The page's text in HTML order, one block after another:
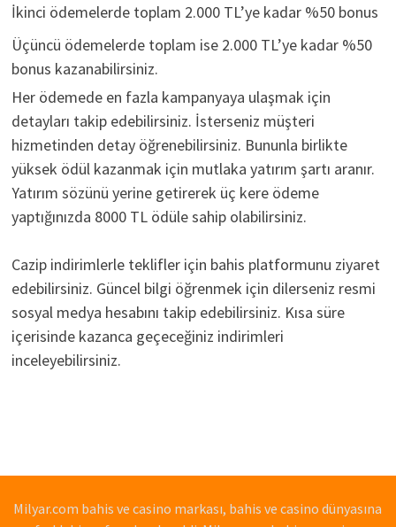
İkinci ödemelerde toplam 2.000 TL’ye kadar %50 bonus
Üçüncü ödemelerde toplam ise 2.000 TL’ye kadar %50
bonus kazanabilirsiniz.
Her ödemede en fazla kampanyaya ulaşmak için
detayları takip edebilirsiniz. İsterseniz müşteri
hizmetinden detay öğrenebilirsiniz. Bununla birlikte
yüksek ödül kazanmak için mutlaka yatırım şartı aranır.
Yatırım sözünü yerine getirerek üç kere ödeme
yaptığınızda 8000 TL ödüle sahip olabilirsiniz.
Cazip indirimlerle teklifler için bahis platformunu ziyaret
edebilirsiniz. Güncel bilgi öğrenmek için dilerseniz resmi
sosyal medya hesabını takip edebilirsiniz. Kısa süre
içerisinde kazanca geçeceğiniz indirimleri
inceleyebilirsiniz.
Milyar.com bahis ve casino markası, bahis ve casino dünyasına